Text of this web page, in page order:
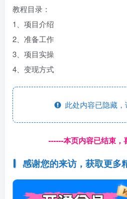
教程目录：
1、项目介绍
2、准备工作
3、项目实操
4、变现方式
此处内容已隐藏，
------本页内容已结束，
感谢您的来访，获取更多